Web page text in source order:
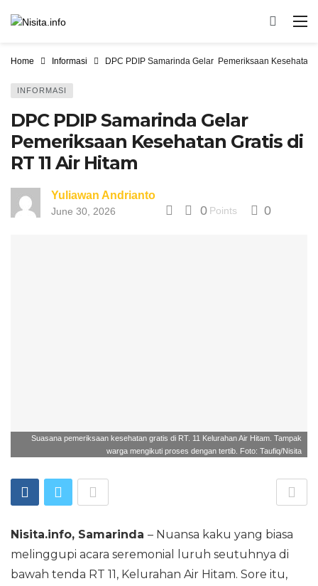
Home Informasi DPC PDIP Samarinda ‎Gelar Pemeriksaan Kesehatan
INFORMASI
DPC PDIP Samarinda ‎Gelar
Pemeriksaan Kesehatan Gratis di
RT 11 Air Hitam
Yuliawan Andrianto
June 30, 2026 0 Points 0
Suasana pemeriksaan kesehatan gratis di RT. 11 Kelurahan Air Hitam. Tampak
warga mengikuti proses dengan tertib. Foto: Taufiq/Nisita
Nisita.info, Samarinda – Nuansa kaku yang biasa
melinggupi acara seremonial luruh seutuhnya di
bawah tenda RT 11, Kelurahan Air Hitam. Sore itu,